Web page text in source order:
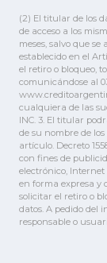
(2) El titular de los
de acceso a los
meses, salvo que
establecido en el
el retiro o bloqueo,
comunicándose al
cualquiera de las
INC. 3. El titular
de su nombre de
artículo. Decreto
con fines de
electrónico, Internet
en forma expresa y
solicitar el retiro o
datos. A pedido del
responsable o